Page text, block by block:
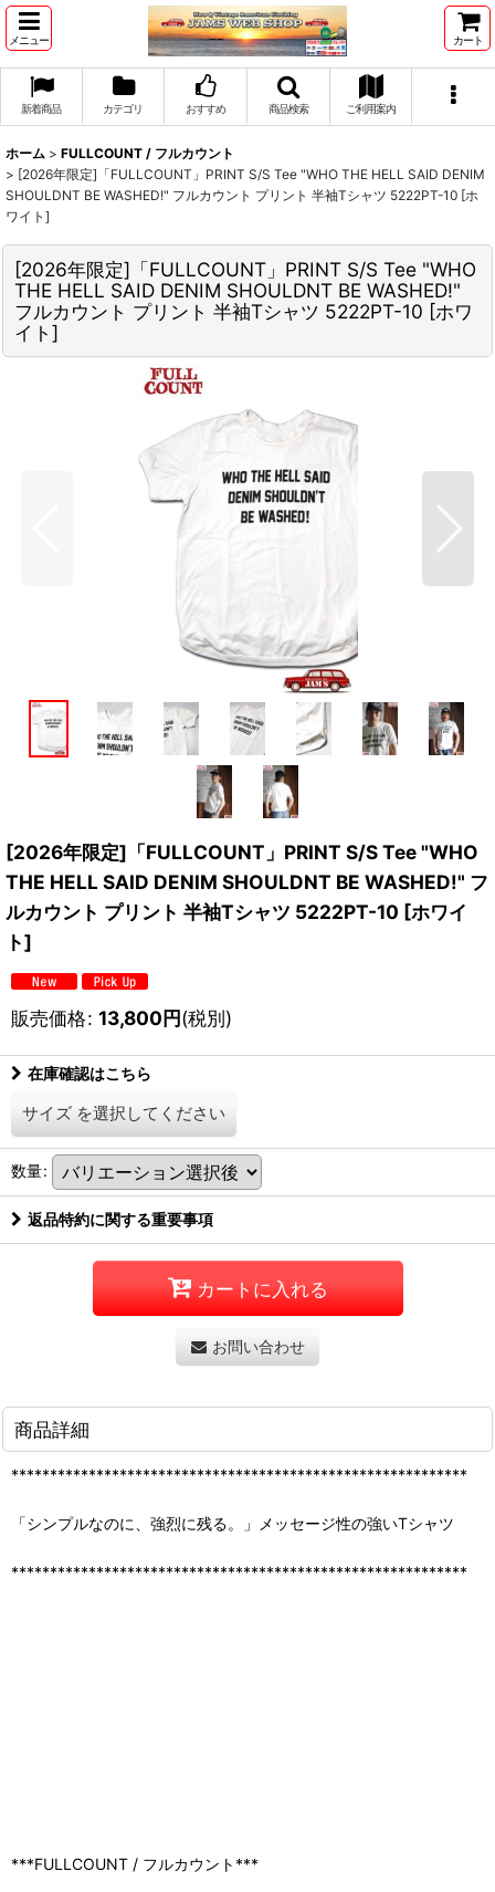
メニュー カート
新着商品 カテゴリ おすすめ 商品検索 ご利用案内
ホーム > FULLCOUNT / フルカウント
> [2026年限定]「FULLCOUNT」PRINT S/S Tee "WHO THE HELL SAID DENIM
SHOULDNT BE WASHED!" フルカウント プリント 半袖Tシャツ 5222PT-10 [ホ
ワイト]
[2026年限定]「FULLCOUNT」PRINT S/S Tee "WHO
THE HELL SAID DENIM SHOULDNT BE WASHED!"
フルカウント プリント 半袖Tシャツ 5222PT-10 [ホワ
イト]
[2026年限定]「FULLCOUNT」PRINT S/S Tee "WHO
THE HELL SAID DENIM SHOULDNT BE WASHED!" フ
ルカウント プリント 半袖Tシャツ 5222PT-10 [ホワイ
ト]
販売価格: 13,800円(税別)
在庫確認はこちら
サイズ を選択してください
数量:
返品特約に関する重要事項
カートに入れる
お問い合わせ
商品詳細
***********************************************************
「シンプルなのに、強烈に残る。」メッセージ性の強いTシャツ
***********************************************************
***FULLCOUNT / フルカウント***